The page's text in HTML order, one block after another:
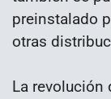
preinstalado
otras
La revolución